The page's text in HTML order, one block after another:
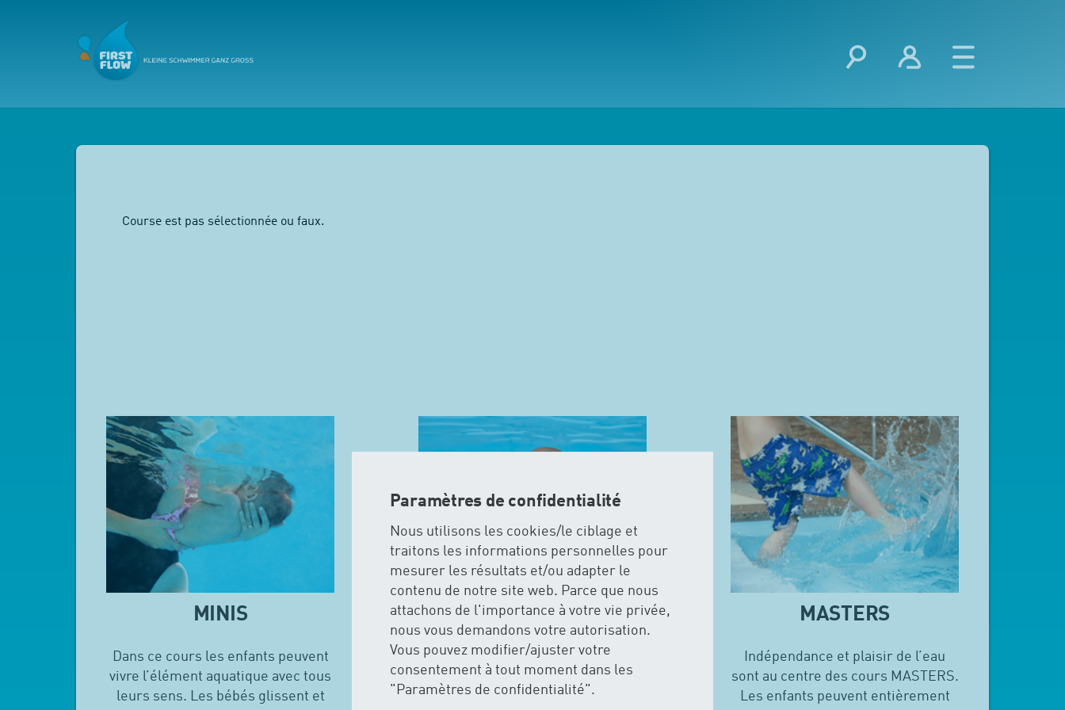
Paramètres de confidentialité
Nous utilisons les cookies/le ciblage et
traitons les informations personnelles pour
mesurer les résultats et/ou adapter le
contenu de notre site web. Parce que nous
attachons de l'importance à votre vie privée,
nous vous demandons votre autorisation.
Vous pouvez modifier/ajuster votre
consentement à tout moment dans les
"Paramètres de confidentialité".
Course est pas sélectionnée ou faux.
MINIS
Dans ce cours les enfants peuvent
vivre l’élément aquatique avec tous
leurs sens. Les bébés glissent et
MAXIS
La sécurité et le plaisir de l’eau
figurent le premier plan pour les
cours MAXIS. Les enfants
MASTERS
Indépendance et plaisir de l’eau
sont au centre des cours MASTERS.
Les enfants peuvent entièrement